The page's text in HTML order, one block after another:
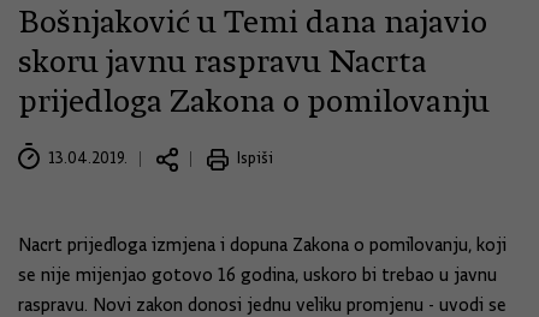
Bošnjaković u Temi dana najavio
skoru javnu raspravu Nacrta
prijedloga Zakona o pomilovanju
13.04.2019. Ispiši
Nacrt prijedloga izmjena i dopuna Zakona o pomilovanju, koji
se nije mijenjao gotovo 16 godina, uskoro bi trebao u javnu
raspravu. Novi zakon donosi jednu veliku promjenu - uvodi se